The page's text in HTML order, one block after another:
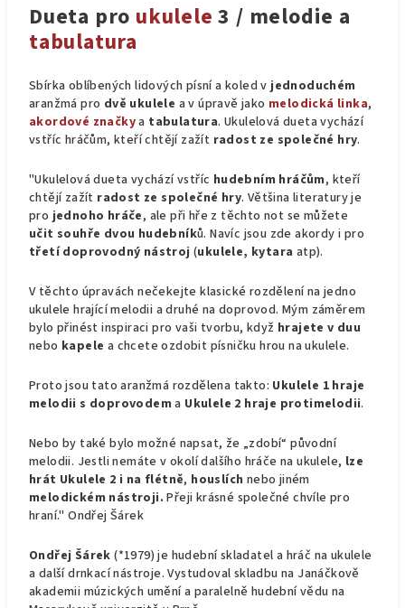
Dueta pro ukulele 3 / melodie a
tabulatura
Sbírka oblíbených lidových písní a koled vjednoduchém
aranžmá pro dvě ukulele a v úpravě jako melodická linka,
akordové značkya tabulatura. Ukulelová dueta vychází
vstříc hráčům, kteří chtějí zažít radost ze společné hry.
"Ukulelová dueta vychází vstříc hudebním hráčům, kteří
chtějí zažít radost ze společné hry. Většina literatury je
projednoho hráče, ale při hře z těchto not se můžete
učit souhře dvou hudebníků. Navíc jsou zde akordy i pro
třetí doprovodný nástroj (ukulele, kytara atp).
V těchto úpravách nečekejte klasické rozdělení na jedno
ukulele hrající melodii a druhé na doprovod. Mým záměrem
bylo přinést inspiraci pro vaši tvorbu, když hrajete v duu
nebo kapele a chcete ozdobit písničku hrou na ukulele.
Proto jsou tato aranžmá rozdělena takto: Ukulele 1 hraje
melodii s doprovodem a Ukulele 2 hraje protimelodii.
Nebo by také bylo možné napsat, že „zdobí“ původní
melodii. Jestli nemáte v okolí dalšího hráče na ukulele, lze
hrát Ukulele 2 i na flétně, houslích nebo jiném
melodickém nástroji. Přeji krásné společné chvíle pro
hraní." Ondřej Šárek
Ondřej Šárek (*1979) je hudební skladatel a hráč na ukulele
a další drnkací nástroje. Vystudoval skladbu na Janáčkově
akademii múzických umění a paralelně hudební vědu na